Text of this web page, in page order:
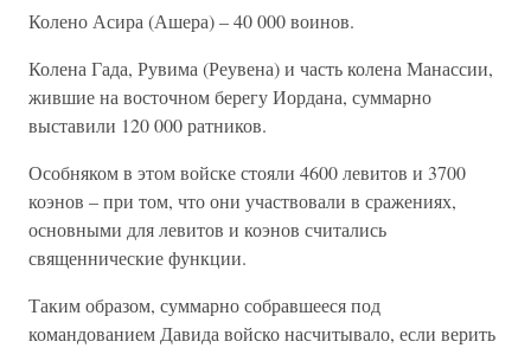
Колено Асира (Ашера) – 40 000 воинов.
Колена Гада, Рувима (Реувена) и часть колена Манассии,
жившие на восточном берегу Иордана, суммарно
выставили 120 000 ратников.
Особняком в этом войске стояли 4600 левитов и 3700
коэнов – при том, что они участвовали в сражениях,
основными для левитов и коэнов считались
священнические функции.
Таким образом, суммарно собравшееся под
командованием Давида войско насчитывало, если верить